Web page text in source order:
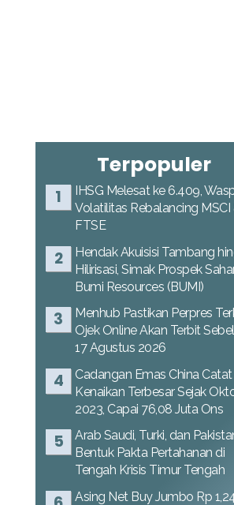
Terpopuler
IHSG Melesat ke 6.409,
Volatilitas Rebalancing MSCI
FTSE
Hendak Akuisisi Tambang
Hilirisasi, Simak Prospek
Bumi Resources (BUMI)
Menhub Pastikan Perpres
Ojek Online Akan Terbit
17 Agustus 2026
Cadangan Emas China Catat
Kenaikan Terbesar Sejak
2023, Capai 76,08 Juta Ons
Arab Saudi, Turki, dan
Bentuk Pakta Pertahanan di
Tengah Krisis Timur Tengah
Asing Net Buy Jumbo Rp